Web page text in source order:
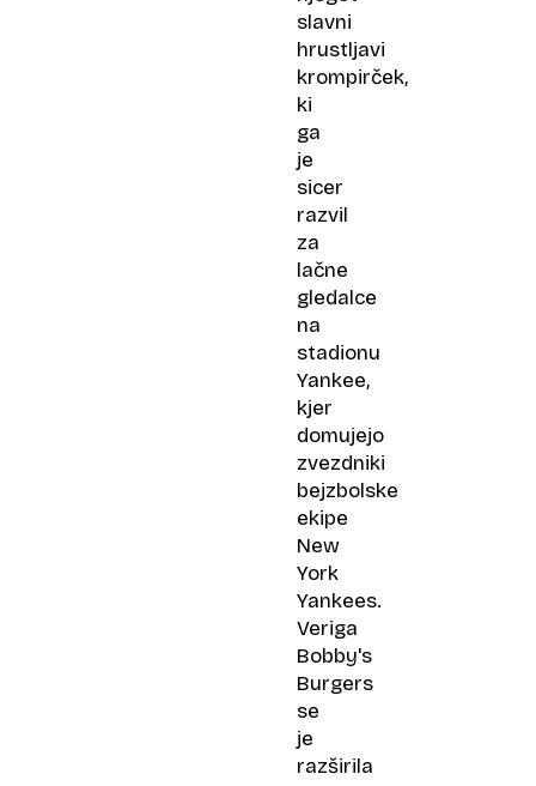
slavni
hrustljavi
krompirček,
ki
ga
je
sicer
razvil
za
lačne
gledalce
na
stadionu
Yankee,
kjer
domujejo
zvezdniki
bejzbolske
ekipe
New
York
Yankees.
Veriga
Bobby's
Burgers
se
je
razširila